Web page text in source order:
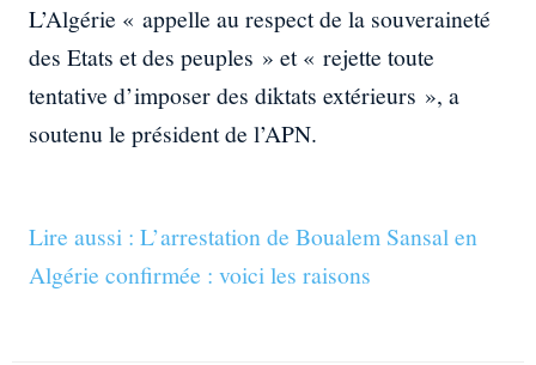
L’Algérie « appelle au respect de la souveraineté
des Etats et des peuples » et « rejette toute
tentative d’imposer des diktats extérieurs », a
soutenu le président de l’APN.
Lire aussi : L’arrestation de Boualem Sansal en
Algérie confirmée : voici les raisons